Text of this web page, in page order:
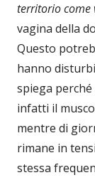
territorio come
vagina della
Questo
hanno
spiega
infatti il
mentre di
rimane in
stessa